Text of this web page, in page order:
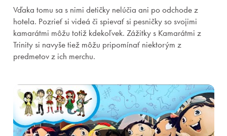
Vďaka tomu sa s nimi detičky nelúčia ani po odchode z
hotela. Pozrieť si videá či spievať si pesničky so svojimi
kamarátmi môžu totiž kdekoľvek. Zážitky s Kamarátmi z
Trinity si navyše tiež môžu pripomínať niektorým z
predmetov z ich merchu.